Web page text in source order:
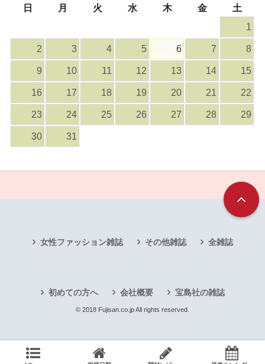
日 月 火 水 木 金
土
1
2 3 4 5 6 7 8
9 10 11 12 13 14 15
16 17 18 19 20 21 22
23 24 25 26 27 28 29
30 31
女性ファッション雑誌 その他雑誌 全雑誌
初めての方へ 会社概要 宝島社の雑誌
© 2018 Fujisan.co.jp All rights reserved.